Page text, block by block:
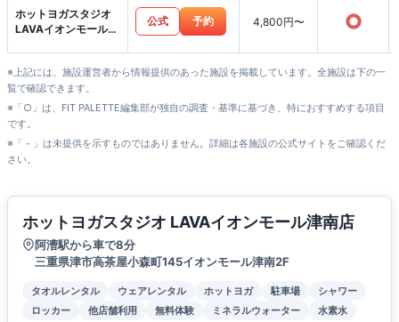
ホットヨガスタジオ
LAVAイオンモール津
公式 予約 4,800円〜 ○
※上記には、施設運営者から情報提供のあった施設を掲載しています。全施設は下の一
覧で確認できます。
※「○」は、FIT PALETTE編集部が独自の調査・基準に基づき、特におすすめする項目
です。
※「－」は未提供を示すものではありません。詳細は各施設の公式サイトをご確認くだ
さい。
ホットヨガスタジオ LAVAイオンモール津南店
阿漕駅から車で8分
三重県津市高茶屋小森町145イオンモール津南2F
タオルレンタル ウェアレンタル ホットヨガ 駐車場
シャワー
ロッカー
他店舗利用 無料体験 ミネラルウォーター 水素水